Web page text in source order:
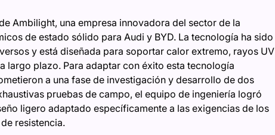
Ambilight, una empresa innovadora del sector de la
de estado sólido para Audi y BYD. La tecnología ha sido
y está diseñada para soportar calor extremo, rayos UV
largo plazo. Para adaptar con éxito esta tecnología
a una fase de investigación y desarrollo de dos
pruebas de campo, el equipo de ingeniería logró
ligero adaptado específicamente a las exigencias de los
resistencia.